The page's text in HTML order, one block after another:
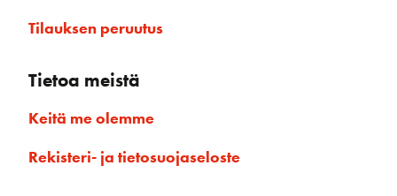
Tilauksen peruutus
Tietoa meistä
Keitä me olemme
Rekisteri- ja tietosuojaseloste